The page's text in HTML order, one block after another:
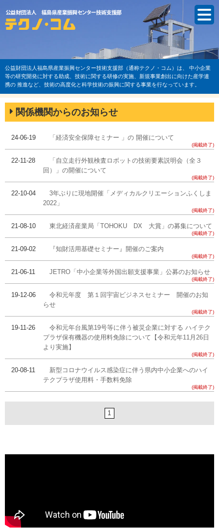
公益財団法人福島県産業振興センター技術支援部（通称テクノ・コム）は、
中小企業
等の研究開発に対する助成、技術に関する研修の実施、新規事業創出に向けた産学連
携の 推進など、技術の高度化と科学技術の振興に関する事業を行なっています。
関係機関からのお知らせ
24-06-19 「経済安全保障セミナー 」の 開催について
(掲載終了)
22-11-28
「自立走行外観検査ロボットの技術要素説明会（全３
回）」の開催について
(掲載終了)
22-10-04
3年ぶりに現地開催「メディカルクリエーションふくしま
2022」
(掲載終了)
21-08-10 東北経済産業局「TOHOKU DX 大賞」の募集について
(掲載終了)
21-09-02 『知財活用基礎セミナー』開催のご案内
(掲載終了)
21-06-11 JETRO「中小企業等外国出願支援事業」公募のお知らせ
(掲載終了)
19-12-06
令和元年度 第１回宇宙ビジネスセミナー 開催のお知
らせ
(掲載終了)
19-11-26
令和元年台風第19号等に伴う被災企業に対する ハイテク
プラザ保有機器の使用料免除について【令和元年11月26日
より実施】
(掲載終了)
20-08-11
新型コロナウイルス感染症に伴う県内中小企業へのハイ
テクプラザ使用料・手数料免除
(掲載終了)
1